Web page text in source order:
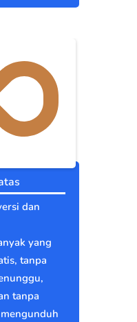
dan
yang
tanpa
tanpa